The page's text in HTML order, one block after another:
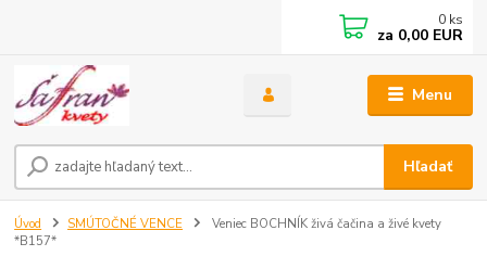
Menu
Hľadať
0 ks
za 0,00 EUR
Úvod SMÚTOČNÉ VENCE
Veniec BOCHNÍK živá čačina a živé kvety
*B157*